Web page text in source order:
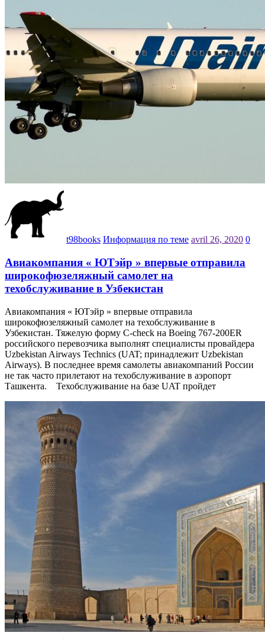
t98books Информация по теме avril 26, 2020 0
Авиакомпания « ЮТэйр » впервые отправила
широкофюзеляжный самолет на
техобслуживание в Узбекистан
Авиакомпания « ЮТэйр » впервые отправила
широкофюзеляжный самолет на техобслуживание в
Узбекистан. Тяжелую форму C-check на Boeing 767-200ER
российского перевозчика выполнят специалисты провайдера
Uzbekistan Airways Technics (UAT; принадлежит Uzbekistan
Airways). В последнее время самолеты авиакомпаний России
не так часто прилетают на техобслуживание в аэропорт
Ташкента. Техобслуживание на базе UAT пройдет